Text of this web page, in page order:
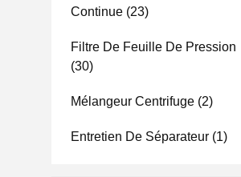
Continue (23)
Filtre De Feuille De Pression
(30)
Mélangeur Centrifuge (2)
Entretien De Séparateur (1)